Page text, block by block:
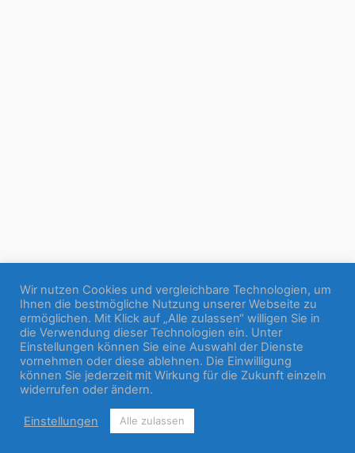
Wir nutzen Cookies und vergleichbare Technologien, um
Ihnen die bestmögliche Nutzung unserer Webseite zu
ermöglichen. Mit Klick auf „Alle zulassen“ willigen Sie in
die Verwendung dieser Technologien ein. Unter
Einstellungen können Sie eine Auswahl der Dienste
vornehmen oder diese ablehnen. Die Einwilligung
können Sie jederzeit mit Wirkung für die Zukunft einzeln
widerrufen oder ändern.
Einstellungen Alle zulassen